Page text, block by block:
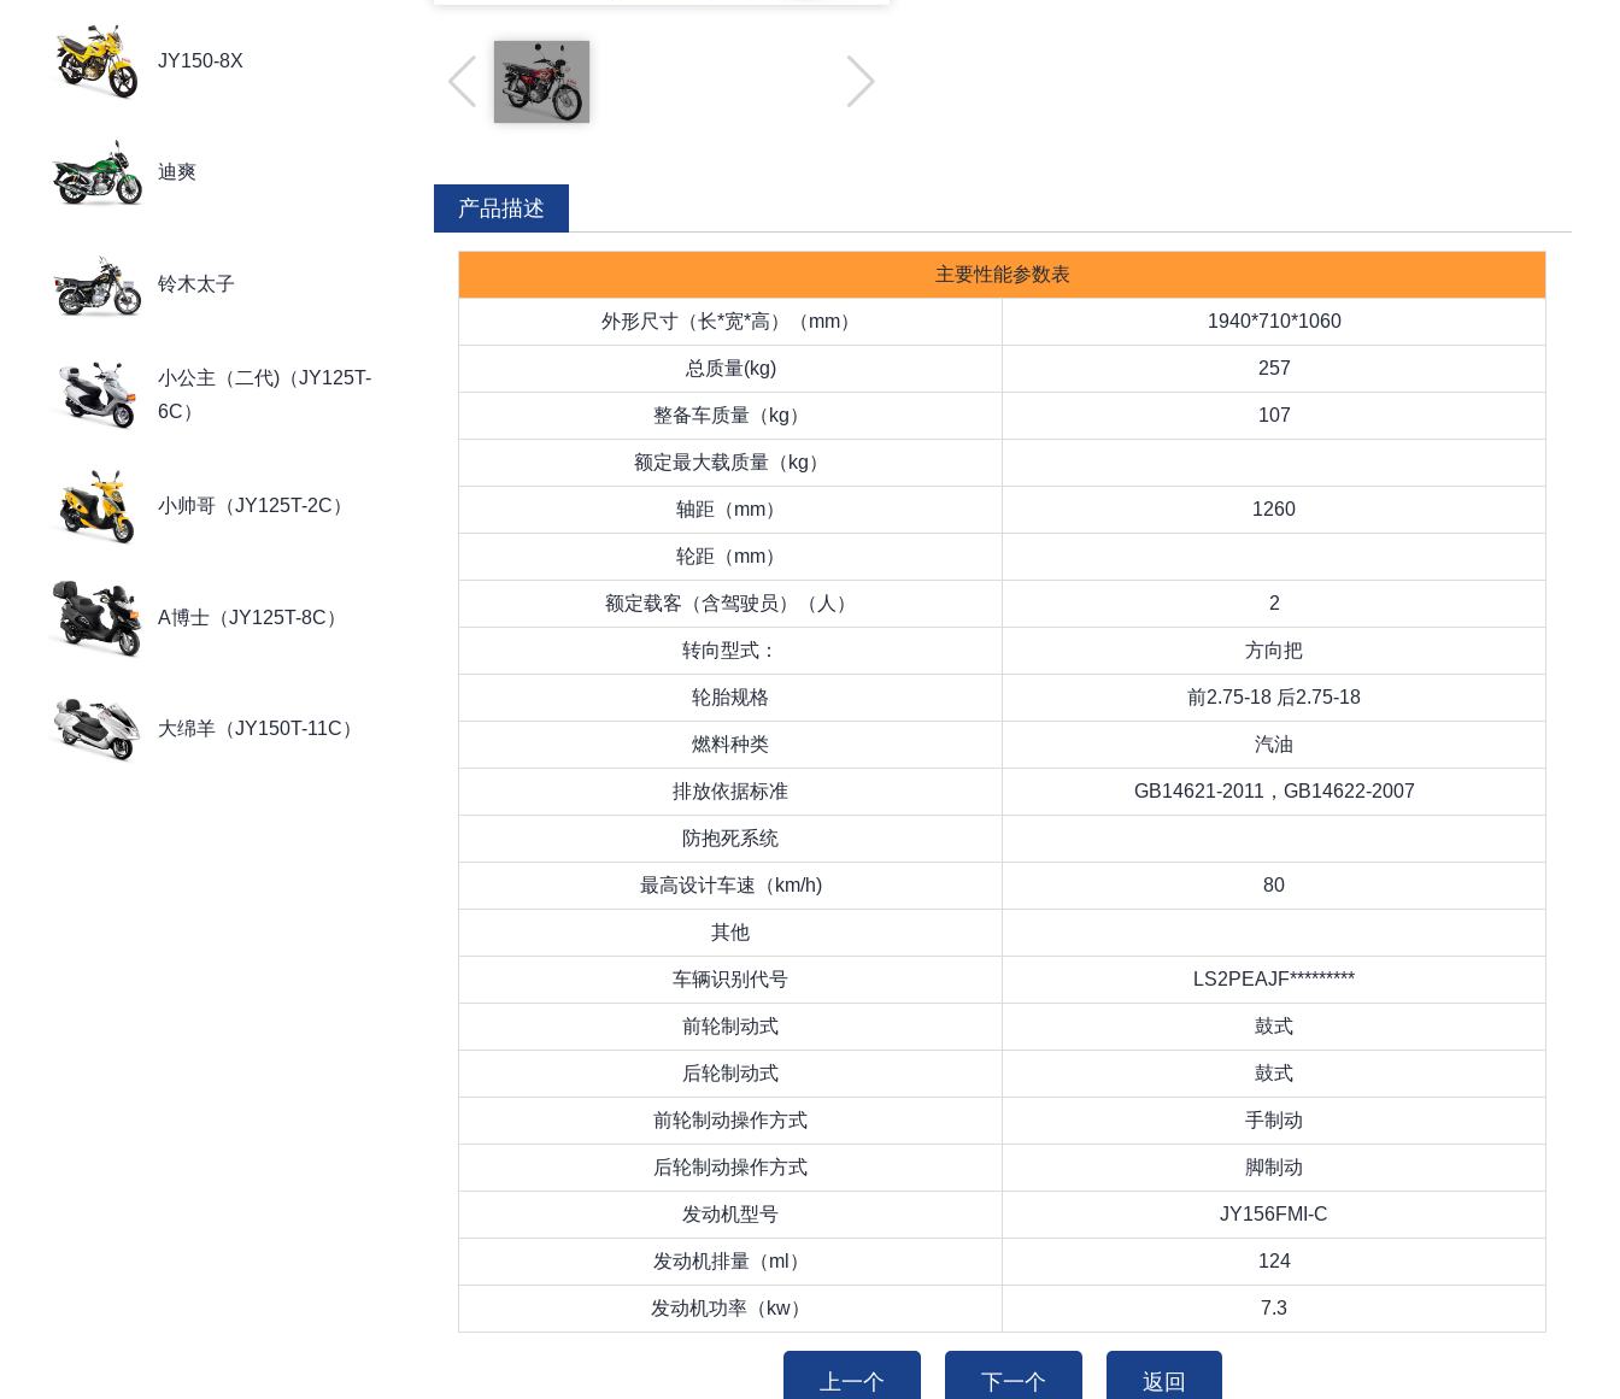
JY150-8X
迪爽
铃木太子
小公主（二代)（JY125T-
6C）
小帅哥（JY125T-2C）
A博士（JY125T-8C）
大绵羊（JY150T-11C）
产品描述
主要性能参数表
外形尺寸（长*宽*高）（mm） 1940*710*1060
总质量(kg) 257
整备车质量（kg） 107
额定最大载质量（kg）
轴距（mm） 1260
轮距（mm）
额定载客（含驾驶员）（人） 2
转向型式： 方向把
轮胎规格 前2.75-18 后2.75-18
燃料种类 汽油
排放依据标准 GB14621-2011，GB14622-2007
防抱死系统
最高设计车速（km/h) 80
其他
车辆识别代号 LS2PEAJF*********
前轮制动式 鼓式
后轮制动式 鼓式
前轮制动操作方式 手制动
后轮制动操作方式 脚制动
发动机型号 JY156FMI-C
发动机排量（ml） 124
发动机功率（kw） 7.3
上一个 下一个 返回